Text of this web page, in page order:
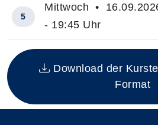
Insgesamt gibt es 5 Termine
5
Mittwoch •
- 19:45 Uhr
Download der
Format